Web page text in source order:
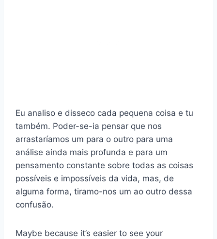
Eu analiso e disseco cada pequena coisa e tu
também. Poder-se-ia pensar que nos
arrastaríamos um para o outro para uma
análise ainda mais profunda e para um
pensamento constante sobre todas as coisas
possíveis e impossíveis da vida, mas, de
alguma forma, tiramo-nos um ao outro dessa
confusão.
Maybe because it’s easier to see your